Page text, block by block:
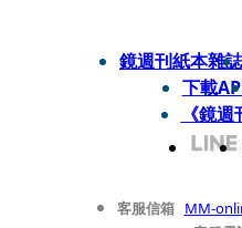
鏡週刊紙本雜誌
下載
《鏡
客服信箱 MM-